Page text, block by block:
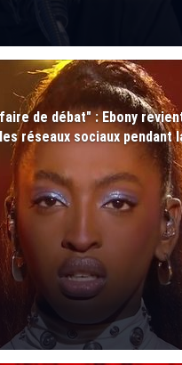
de débat" : Ebony
réseaux sociaux pendant